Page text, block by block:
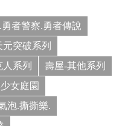
者警察.勇者傳說
突破系列
系列
壽屋-其他系列
女庭園
泡.撕撕樂.